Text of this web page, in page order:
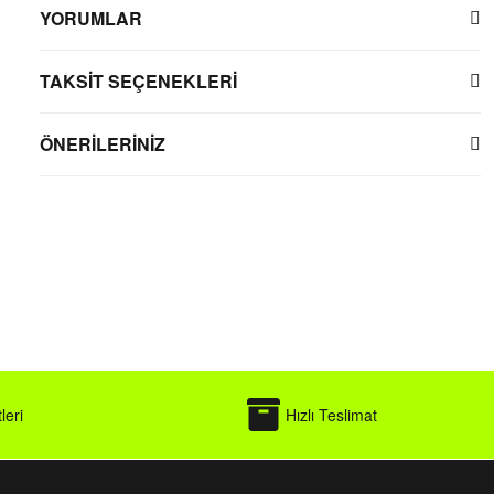
YORUMLAR
TAKSİT SEÇENEKLERİ
ÖNERİLERİNİZ
Hızlı Teslimat